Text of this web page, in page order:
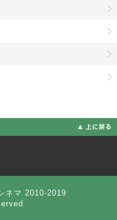
ネマ 2010-2019